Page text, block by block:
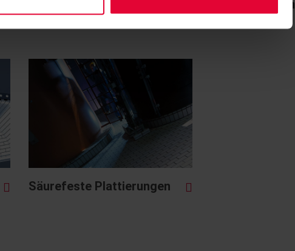
Gummierungen
Säurefeste Plattierungen